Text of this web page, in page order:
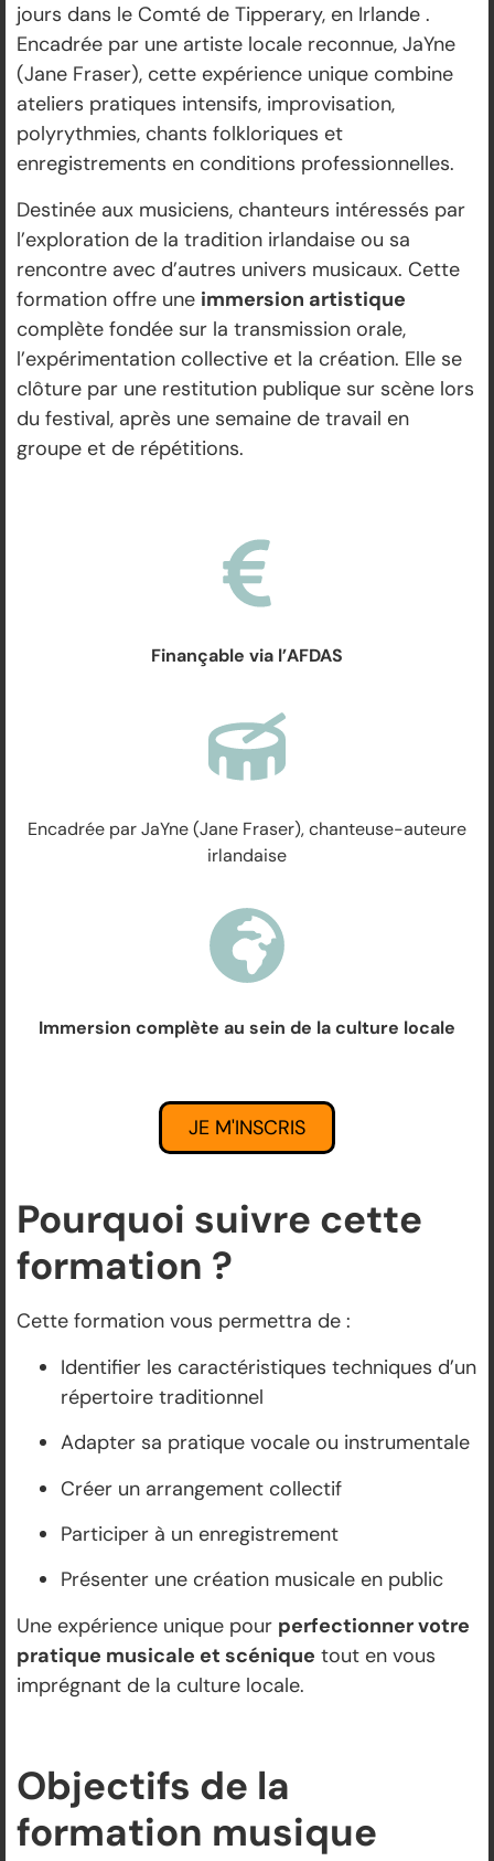
jours dans le Comté de Tipperary, en Irlande .
Encadrée par une artiste locale reconnue, JaYne
(Jane Fraser), cette expérience unique combine
ateliers pratiques intensifs, improvisation,
polyrythmies, chants folkloriques et
enregistrements en conditions professionnelles.
Destinée aux musiciens, chanteurs intéressés par
l’exploration de la tradition irlandaise ou sa
rencontre avec d’autres univers musicaux. Cette
formation offre une immersion artistique
complète fondée sur la transmission orale,
l’expérimentation collective et la création. Elle se
clôture par une restitution publique sur scène lors
du festival, après une semaine de travail en
groupe et de répétitions.
Finançable via l’AFDAS
Encadrée par JaYne (Jane Fraser), chanteuse-auteure
irlandaise
Immersion complète au sein de la culture locale
JE M'INSCRIS
Pourquoi suivre cette
formation ?
Cette formation vous permettra de :
Identifier les caractéristiques techniques d’un
répertoire traditionnel
Adapter sa pratique vocale ou instrumentale
Créer un arrangement collectif
Participer à un enregistrement
Présenter une création musicale en public
Une expérience unique pour perfectionner votre
pratique musicale et scénique tout en vous
imprégnant de la culture locale.
Objectifs de la
formation musique